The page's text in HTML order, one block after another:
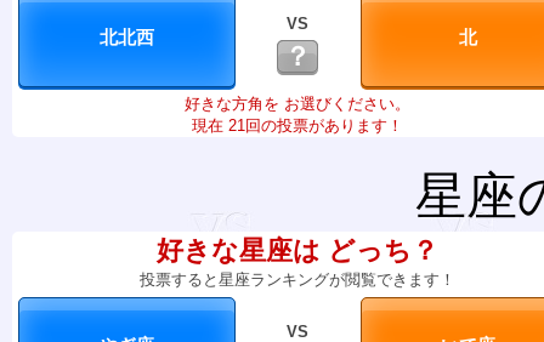
VS
？
好きな方角を お選びください。
現在 21回の投票があります！
星座
好きな星座は どっち？
投票すると星座ランキングが閲覧できます！
VS